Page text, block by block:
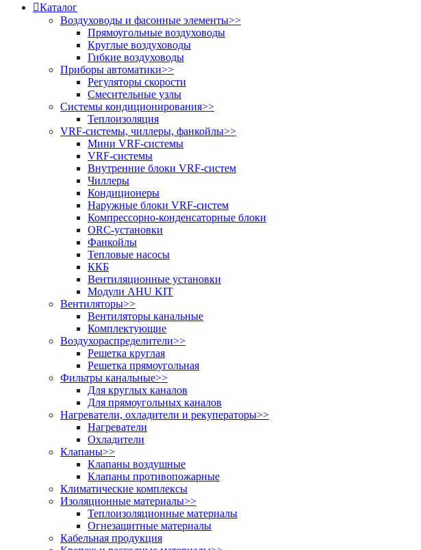
Каталог
Воздуховоды и фасонные элементы>>
Прямоугольные воздуховоды
Круглые воздуховоды
Гибкие воздуховоды
Приборы автоматики>>
Регуляторы скорости
Смесительные узлы
Системы кондиционирования>>
Теплоизоляция
VRF-системы, чиллеры, фанкойлы>>
Мини VRF-системы
VRF-системы
Внутренние блоки VRF-систем
Чиллеры
Кондиционеры
Наружные блоки VRF-систем
Компрессорно-конденсаторные блоки
ORC-установки
Фанкойлы
Тепловые насосы
ККБ
Вентиляционные установки
Модули AHU KIT
Вентиляторы>>
Вентиляторы канальные
Комплектующие
Воздухораспределители>>
Решетка круглая
Решетка прямоугольная
Фильтры канальные>>
Для круглых каналов
Для прямоугольных каналов
Нагреватели, охладители и рекуператоры>>
Нагреватели
Охладители
Клапаны>>
Клапаны воздушные
Клапаны противопожарные
Климатические комплексы
Изоляционные материалы>>
Теплоизоляционные материалы
Огнезащитные материалы
Кабельная продукция